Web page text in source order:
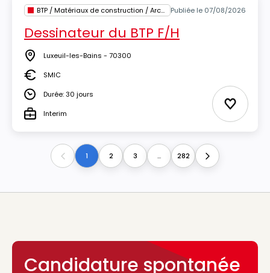
BTP / Matériaux de construction / Architecture Publiée le 07/08/2026
Dessinateur du BTP F/H
Lieu Luxeuil-les-Bains - 70300
Salaire
SMIC
DuréeDurée: 30 jours
TypeInterim Ajouter
Previous1 2 3 ... 282 Next
Candidature spontanée